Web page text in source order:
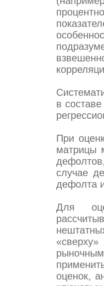
в
При
матрицы
случае
дефолта
Для
оценок,